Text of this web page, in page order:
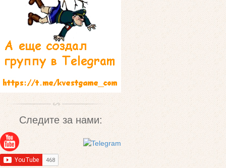
Следите за нами: